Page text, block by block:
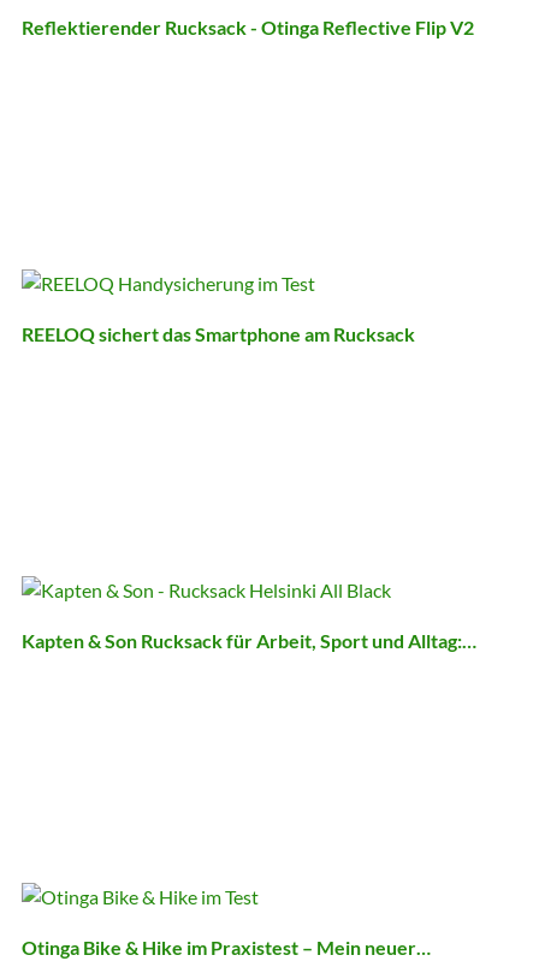
Reflektierender Rucksack - Otinga Reflective Flip V2
REELOQ sichert das Smartphone am Rucksack
Kapten & Son Rucksack für Arbeit, Sport und Alltag:…
Otinga Bike & Hike im Praxistest – Mein neuer…